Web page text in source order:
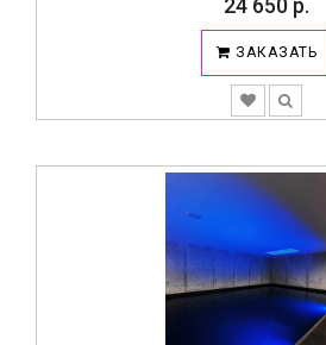
24 650 р.
ЗАКАЗАТЬ